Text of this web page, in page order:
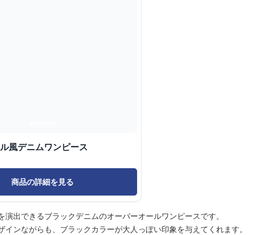
風デニムワンピース
商品の詳細を見る
演出できるブラックデニムのオーバーオールワンピースです。
インながらも、ブラックカラーが大人っぽい印象を与えてくれます。